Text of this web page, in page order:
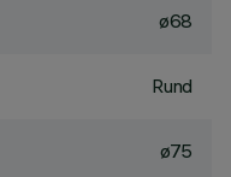
ø68
Rund
ø75